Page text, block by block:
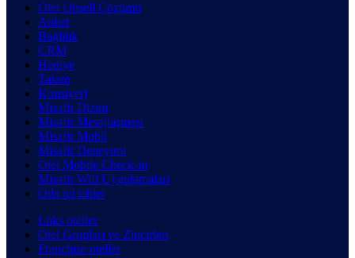
Otel Upsell Çözümü
Anket
Bağlılık
CRM
Hediye
Takım
Konsiyerj
Misafir Dizini
Misafir Mesajlaşması
Misafir Mobil
Misafir Deneyimi
Otel Mobile Check-in
Misafir Wifi Uygulamaları
Oda içi tablet
Lüks oteller
Otel Grupları ve Zincirleri
Franchise oteller